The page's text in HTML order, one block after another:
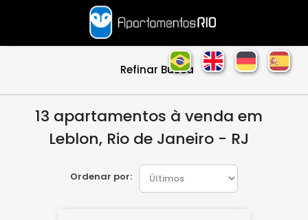
Refinar Busca
13 apartamentos à venda em
Leblon, Rio de Janeiro - RJ
Ordenar por: